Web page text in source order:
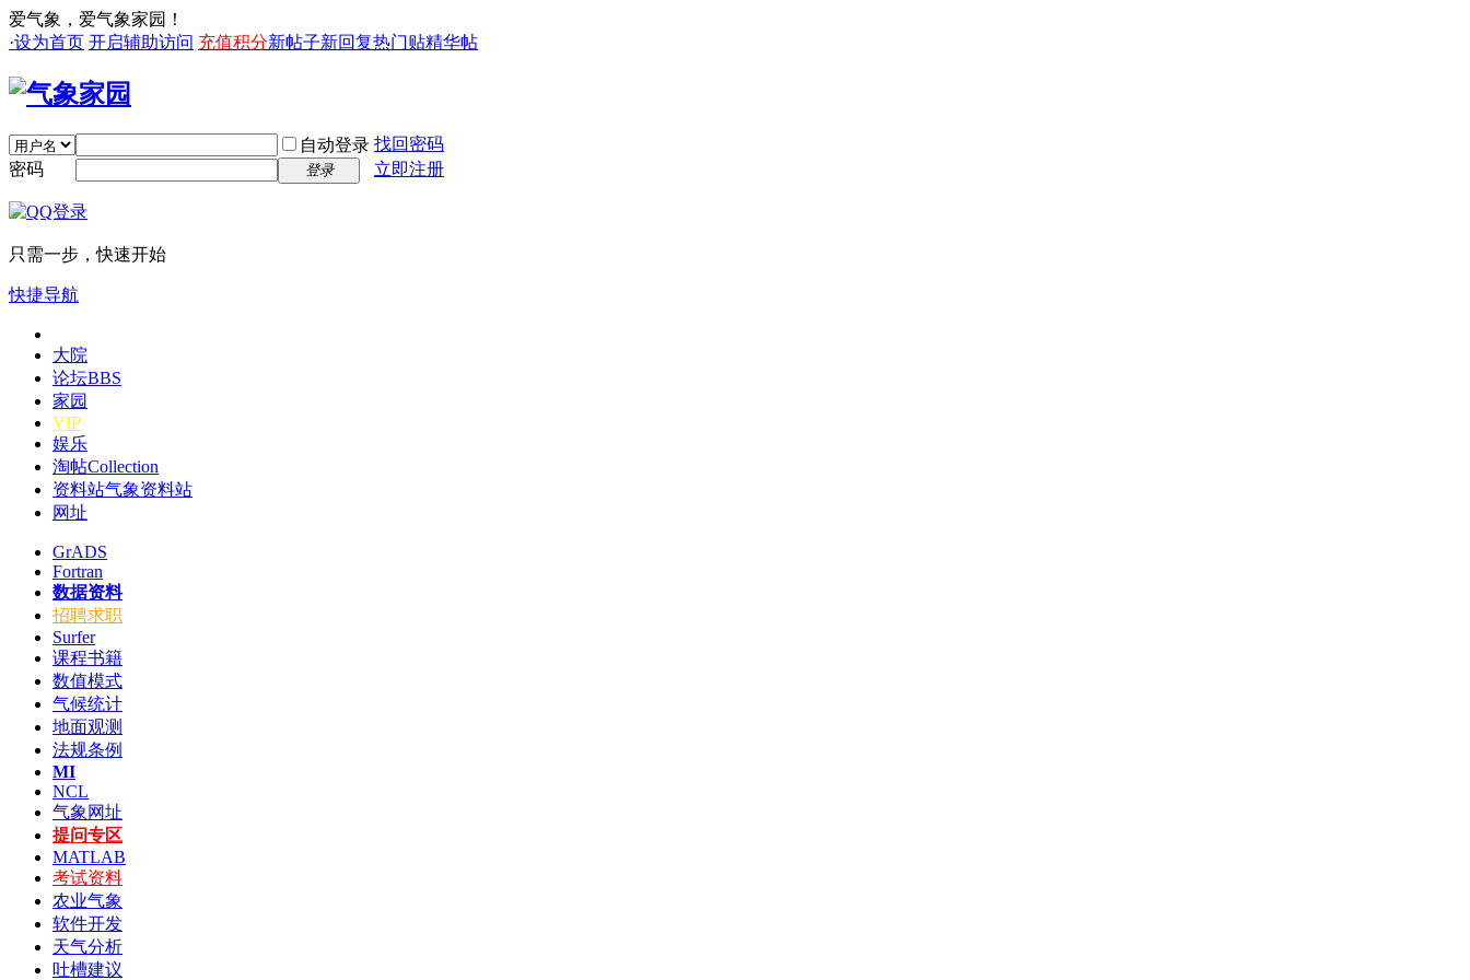
爱气象，爱气象家园！
·设为首页 开启辅助访问 充值积分新帖子新回复热门贴精华帖
自动登录 找回密码
密码
登录 立即注册
只需一步，快速开始
快捷导航
大院
论坛BBS
家园
VIP
娱乐
淘帖Collection
资料站气象资料站
网址
GrADS
Fortran
数据资料
招聘求职
Surfer
课程书籍
数值模式
气候统计
地面观测
法规条例
MI
NCL
气象网址
提问专区
MATLAB
考试资料
农业气象
软件开发
天气分析
吐槽建议